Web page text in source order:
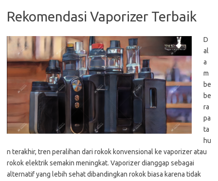
Rekomendasi Vaporizer Terbaik
D
al
a
m
be
be
ra
pa
ta
hu
n terakhir, tren peralihan dari rokok konvensional ke vaporizer atau
rokok elektrik semakin meningkat. Vaporizer dianggap sebagai
alternatif yang lebih sehat dibandingkan rokok biasa karena tidak